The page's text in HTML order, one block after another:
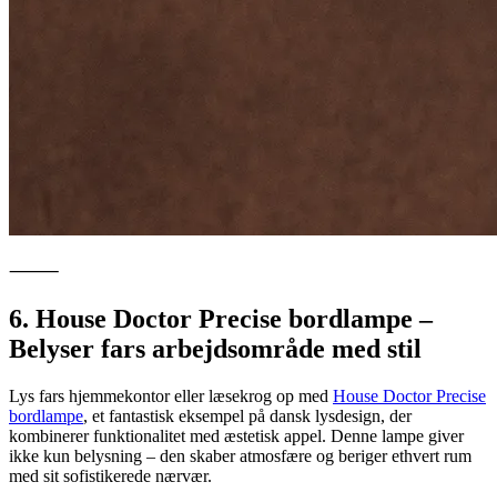
⸻
6. House Doctor Precise bordlampe –
Belyser fars arbejdsområde med stil
Lys fars hjemmekontor eller læsekrog op med House Doctor Precise
bordlampe, et fantastisk eksempel på dansk lysdesign, der
kombinerer funktionalitet med æstetisk appel. Denne lampe giver
ikke kun belysning – den skaber atmosfære og beriger ethvert rum
med sit sofistikerede nærvær.